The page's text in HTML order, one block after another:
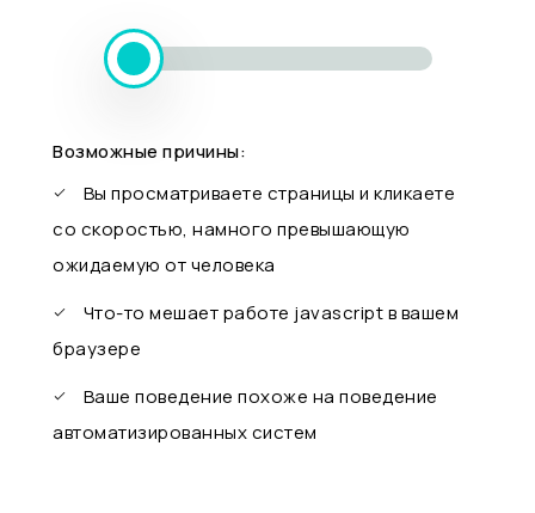
Возможные причины:
Вы просматриваете страницы и кликаете
со скоростью, намного превышающую
ожидаемую от человека
Что-то мешает работе javascript в вашем
браузере
Ваше поведение похоже на поведение
автоматизированных систем